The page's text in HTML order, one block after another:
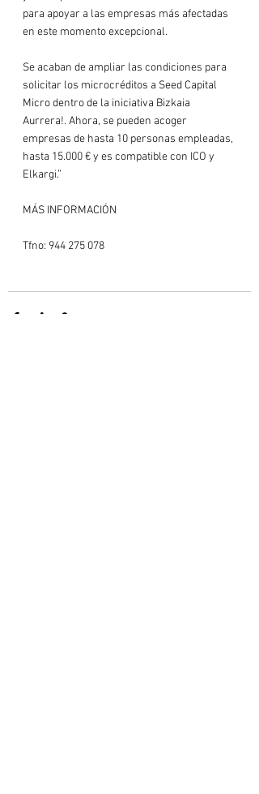
para apoyar a las empresas más afectadas
en este momento excepcional.
Se acaban de ampliar las condiciones para
solicitar los microcréditos a Seed Capital
Micro dentro de la iniciativa Bizkaia
Aurrera!. Ahora, se pueden acoger
empresas de hasta 10 personas empleadas,
hasta 15.000 € y es compatible con ICO y
Elkargi.”
MÁS INFORMACIÓN
Tfno: 944 275 078